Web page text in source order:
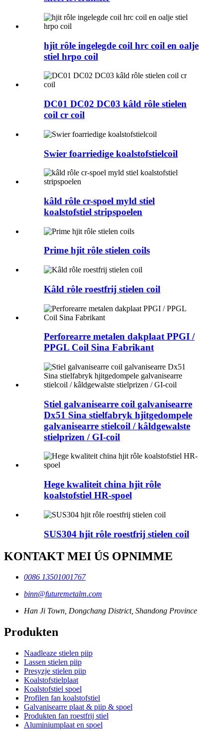
hjit rôle ingelegde coil hrc coil en oalje
stiel hrpo coil
DC01 DC02 DC03 kâld rôle stielen
coil cr coil
Swier foarriedige koalstofstielcoil
kâld rôle cr-spoel myld stiel
koalstofstiel stripspoelen
Prime hjit rôle stielen coils
Kâld rôle roestfrij stielen coil
Perforearre metalen dakplaat PPGI /
PPGL Coil Sina Fabrikant
Stiel galvanisearre coil galvanisearre
Dx51 Sina stielfabryk hjitgedompele
galvanisearre stielcoil / kâldgewalste
stielprizen / GI-coil
Hege kwaliteit china hjit rôle
koalstofstiel HR-spoel
SUS304 hjit rôle roestfrij stielen coil
KONTAKT MEI ÚS OPNIMME
0086 13501001767
binn@futuremetalm.com
Han Ji Town, Dongchang District, Shandong Province
Produkten
Naadleaze stielen piip
Lassen stielen piip
Presyzje stielen piip
Koalstofstielplaat
Koalstofstiel spoel
Profilen fan koalstofstiel
Galvanisearre plaat & piip & spoel
Produkten fan roestfrij stiel
Aluminiumplaat en spoel